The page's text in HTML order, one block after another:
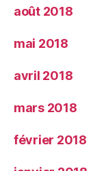
août 2018
mai 2018
avril 2018
mars 2018
février 2018